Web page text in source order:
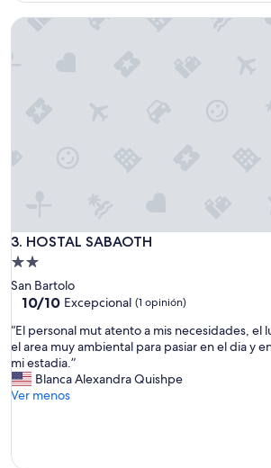
3. HOSTAL SABAOTH
HOSTAL SABAOTH
Propiedad
de
2.0
San Bartolo
10.0
10,
Excepcional,
(1
opinión)
10/10 Excepcional (1 opinión)
“
E
l
p
e
n
“El personal mut atento a mis necesidades, el
el area muy ambiental para pasiar en el dia y
mi estadia.”
Blanca Alexandra Quishpe
Ver menos
HOSTAL SABAOTH